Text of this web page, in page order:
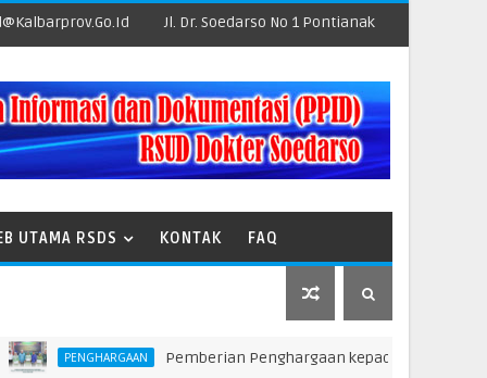
Jl. Dr. Soedarso No 1 Pontianak
UTAMA RSDS KONTAK FAQ
PENGHARGAAN Pemberian Penghargaan kepada Unit Teraktif dalam